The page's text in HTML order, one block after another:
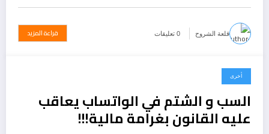
قلعة الشروح 0 تعليقات قراءة المزيد
يونيو 19, 2015
أخرى
السب و الشتم في الواتساب يعاقب
عليه القانون بغرامة مالية!!!